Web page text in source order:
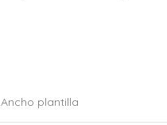
Ancho plantilla